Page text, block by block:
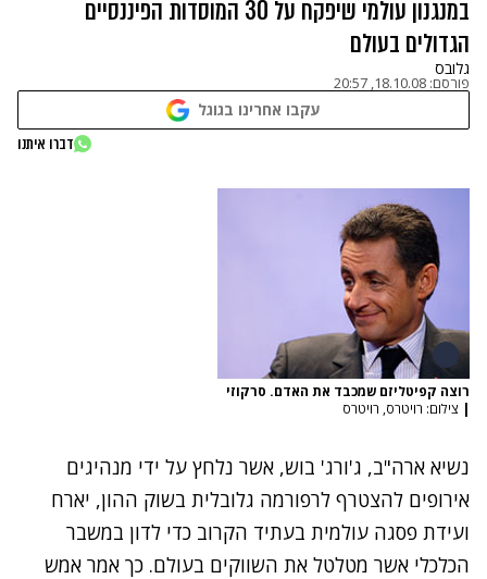
במנגנון עולמי שיפקח על 30 המוסדות הפיננסיים
הגדולים בעולם
גלובס
פורסם: 18.10.08, 20:57
עקבו אחרינו בגוגל
דברו איתנו
רוצה קפיטליזם שמכבד את האדם. סרקוזי
| צילום: רויטרס, רויטרס
נשיא ארה"ב, ג'ורג' בוש, אשר נלחץ על ידי מנהיגים
אירופים להצטרף לרפורמה גלובלית בשוק ההון, יארח
ועידת פסגה עולמית בעתיד הקרוב כדי לדון במשבר
הכלכלי אשר מטלטל את השווקים בעולם. כך אמר אמש